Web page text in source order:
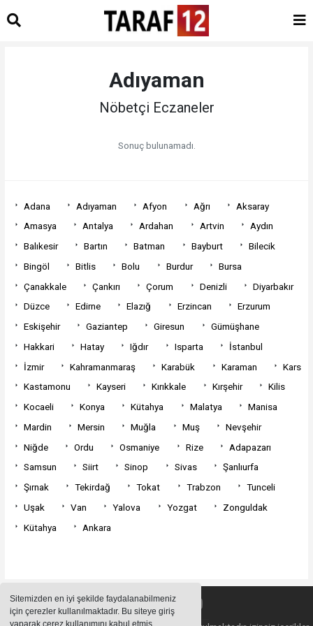
Sitemizden en iyi şekilde faydalanabilmeniz
için çerezler kullanılmaktadır. Bu siteye giriş
Adıyaman
Nöbetçi Eczaneler
Sonuç bulunamadı.
Adana Adıyaman Afyon Ağrı
Aksaray
Amasya
Antalya Ardahan Artvin
Aydın
Balıkesir
Bartın Batman Bayburt
Bilecik
Bingöl
Bitlis Bolu Burdur
Bursa
Çanakkale
Çankırı Çorum Denizli
Diyarbakır
Düzce
Edirne Elazığ Erzincan
Erzurum
Eskişehir
Gaziantep Giresun
Gümüşhane
Hakkari
Hatay Iğdır Isparta
İstanbul
İzmir
Kahramanmaraş Karabük Karaman
Kars
Kastamonu
Kayseri Kırıkkale Kırşehir
Kilis
Kocaeli
Konya Kütahya Malatya
Manisa
Mardin
Mersin Muğla Muş
Nevşehir
Niğde
Ordu Osmaniye Rize
Adapazarı
Samsun
Siirt Sinop Sivas
Şanlıurfa
Şırnak
Tekirdağ Tokat Trabzon
Tunceli
Uşak
Van Yalova Yozgat
Zonguldak
Kütahya
Ankara